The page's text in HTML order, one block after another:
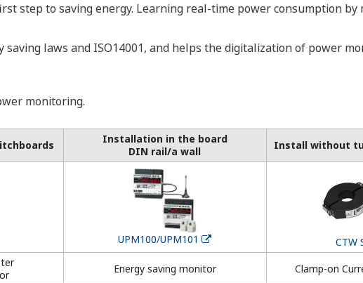
step to saving energy. Learning real-time power consumption by
saving laws and ISO14001, and helps the digitalization of power
monitoring.
Installation in the board
DIN rail/a wall
Install without
UPM100/UPM101 CTW
Energy saving monitor Clamp-on